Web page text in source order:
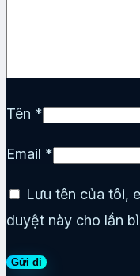
Tên *
Email *
Lưu tên của tôi,
duyệt này cho lần